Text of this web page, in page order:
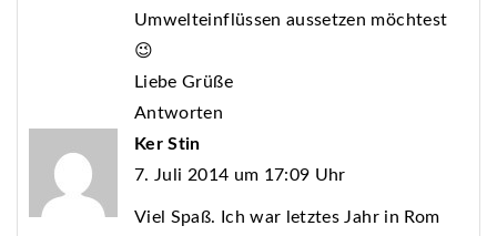
Umwelteinflüssen aussetzen möchtest
😉
Liebe Grüße
Antworten
Ker Stin
7. Juli 2014 um 17:09 Uhr
Viel Spaß. Ich war letztes Jahr in Rom